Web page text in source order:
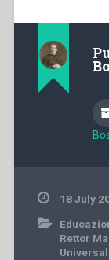
18 July
Rettor